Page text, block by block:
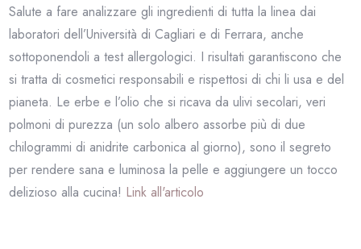
Salute a fare analizzare gli ingredienti di tutta la linea dai
laboratori dell’Università di Cagliari e di Ferrara, anche
sottoponendoli a test allergologici. I risultati garantiscono che
si tratta di cosmetici responsabili e rispettosi di chi li usa e del
pianeta. Le erbe e l’olio che si ricava da ulivi secolari, veri
polmoni di purezza (un solo albero assorbe più di due
chilogrammi di anidrite carbonica al giorno), sono il segreto
per rendere sana e luminosa la pelle e aggiungere un tocco
delizioso alla cucina! Link all'articolo